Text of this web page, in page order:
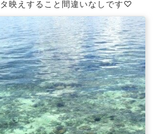
映えすること間違いなしです♡